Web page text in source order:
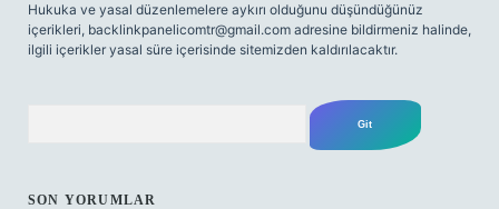
Hukuka ve yasal düzenlemelere aykırı olduğunu düşündüğünüz
içerikleri, backlinkpanelicomtr@gmail.com adresine bildirmeniz halinde,
ilgili içerikler yasal süre içerisinde sitemizden kaldırılacaktır.
SON YORUMLAR